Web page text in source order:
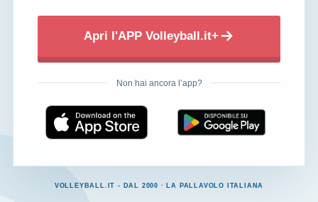
Apri l'APP Volleyball.it+
Non hai ancora l’app?
VOLLEYBALL.IT - DAL 2000 · LA PALLAVOLO ITALIANA